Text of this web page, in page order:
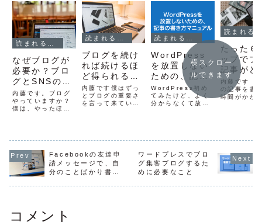
なぜブログが
必要か？ブロ
グとSNSの特
徴の違い
内藤です。ブログ
やっていますか？
僕は、やったほう
そう思っていま
す。SNS全盛です
が、ブログはずっ
と使えるメディア
ブログを続け
れば続けるほ
ど得られる11
個のメリッ
ト。
内藤です僕はずっ
とブログの重要さ
を言って来ていま
長く続けていれば
リットも大きくな
ります。無料ブロ
グで、アカウント
れば（笑）ブログ
読まれるブログの書き方
WordPress
を放置しない
ための、記事
の書き方マニ
ュアル
WordPress初め
てみたけど、よく
分からなくて放
WordPressやっ
ンカンプン。。み
たいな。確かにア
メブロの管理画面
そうに見えるかも
たった６
ップでブ
記事がど
ん書ける
プレート
内藤です『
の記事を書
時間がかか
みはないで
記事を更新
ツを紹介し
が今回はブ
けるテンプ
横スクロー
ルできます
Facebookの友達申
請メッセージで、自
分のことばかり書い
ワードプレスでブロ
グ集客ブログするた
めに必要なこと
コメント